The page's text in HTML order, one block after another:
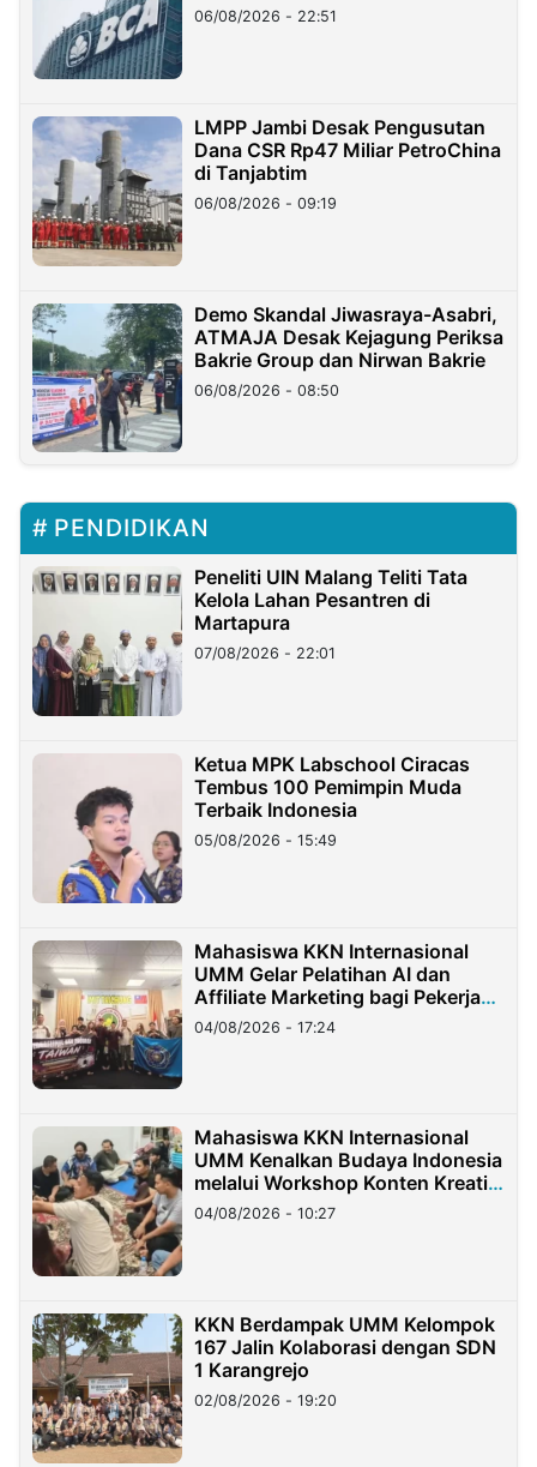
06/08/2026 - 22:51
LMPP Jambi Desak Pengusutan
Dana CSR Rp47 Miliar PetroChina
di Tanjabtim
06/08/2026 - 09:19
Demo Skandal Jiwasraya-Asabri,
ATMAJA Desak Kejagung Periksa
Bakrie Group dan Nirwan Bakrie
06/08/2026 - 08:50
PENDIDIKAN
Peneliti UIN Malang Teliti Tata
Kelola Lahan Pesantren di
Martapura
07/08/2026 - 22:01
Ketua MPK Labschool Ciracas
Tembus 100 Pemimpin Muda
Terbaik Indonesia
05/08/2026 - 15:49
Mahasiswa KKN Internasional
UMM Gelar Pelatihan AI dan
Affiliate Marketing bagi Pekerja
Migran Indonesia di Taiwan
04/08/2026 - 17:24
Mahasiswa KKN Internasional
UMM Kenalkan Budaya Indonesia
melalui Workshop Konten Kreatif
di Taiwan
04/08/2026 - 10:27
KKN Berdampak UMM Kelompok
167 Jalin Kolaborasi dengan SDN
1 Karangrejo
02/08/2026 - 19:20